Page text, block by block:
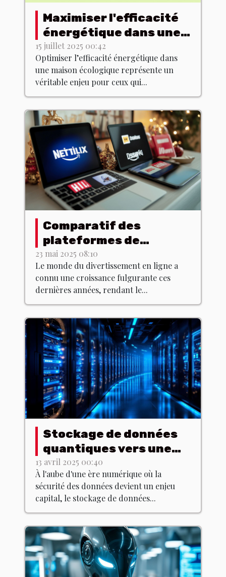
Maximiser l'efficacité
énergétique dans une
maison écologique
15 juillet 2025 00:42
Optimiser l’efficacité énergétique dans
une maison écologique représente un
véritable enjeu pour ceux qui...
Comparatif des
plateformes de
streaming : laquelle
choisir ?
23 mai 2025 08:10
Le monde du divertissement en ligne a
connu une croissance fulgurante ces
dernières années, rendant le...
Stockage de données
quantiques vers une
révolution de la
cybersécurité
13 avril 2025 00:40
À l'aube d'une ère numérique où la
sécurité des données devient un enjeu
capital, le stockage de données...